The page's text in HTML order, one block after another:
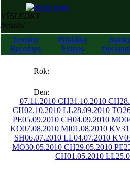
VÝSLEDKY
/results/
Termíny
Racedays
Přihlášky
Entries
Rok:
Den:
07.11.2010 CH31.10.2010 CH
CH02.10.2010 LL28.09.2010 TO
PE05.09.2010 CH04.09.2010 MO
KO07.08.2010 MI01.08.2010 KV
SH06.07.2010 LL04.07.2010 KV
MO30.05.2010 CH29.05.2010 PE
CH01.05.2010 LL